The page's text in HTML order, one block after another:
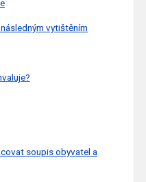
vytištěním
soupis obyvatel a